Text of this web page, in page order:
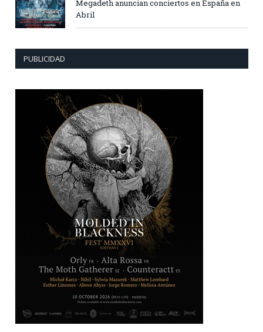
Megadeth anuncian conciertos en España en
Abril
PUBLICIDAD